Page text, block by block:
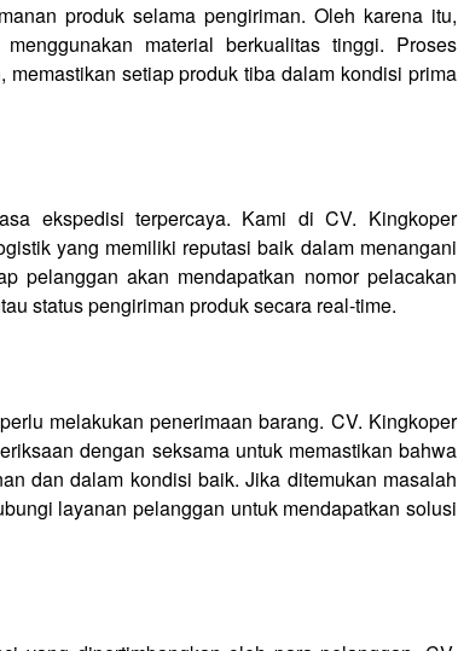
produk selama pengiriman. Oleh karena itu,
material berkualitas tinggi. Proses
setiap produk tiba dalam kondisi prima
ekspedisi terpercaya. Kami di CV. Kingkoper
yang memiliki reputasi baik dalam menangani
pelanggan akan mendapatkan nomor pelacakan
status pengiriman produk secara real-time.
melakukan penerimaan barang. CV. Kingkoper
dengan seksama untuk memastikan bahwa
dan dalam kondisi baik. Jika ditemukan masalah
layanan pelanggan untuk mendapatkan solusi